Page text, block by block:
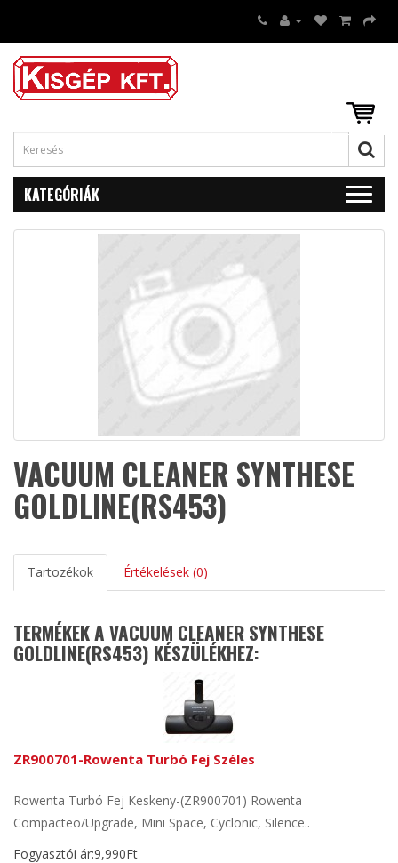
KATEGÓRIÁK
VACUUM CLEANER SYNTHESE
GOLDLINE(RS453)
Tartozékok Értékelések (0)
TERMÉKEK A VACUUM CLEANER SYNTHESE
GOLDLINE(RS453) KÉSZÜLÉKHEZ:
ZR900701-Rowenta Turbó Fej Széles
Rowenta Turbó Fej Keskeny-(ZR900701) Rowenta
Compacteo/Upgrade, Mini Space, Cyclonic, Silence..
Fogyasztói ár:9,990Ft